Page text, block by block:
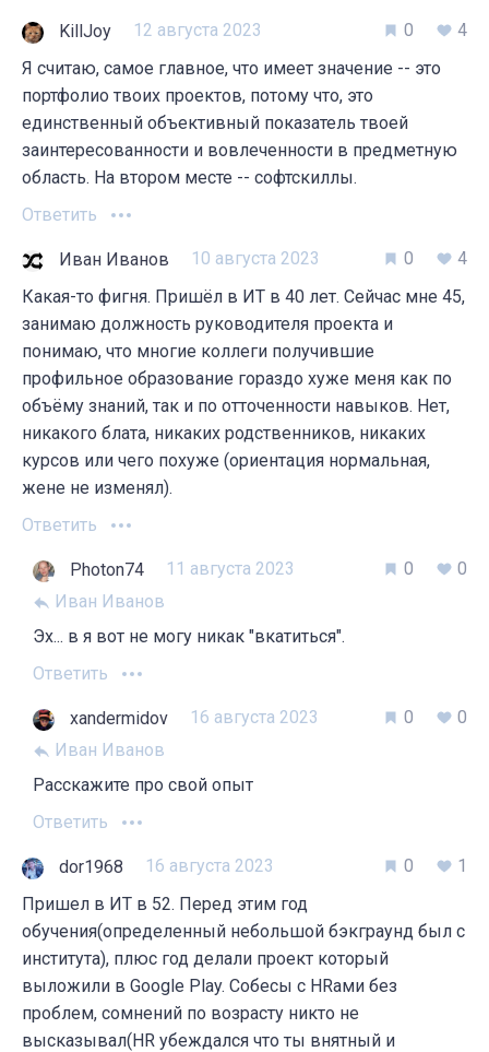
dor1968 16 августа 2023 0
1
Пришел в ИТ в 52. Перед этим год
обучения(определенный небольшой бэкграунд был с
института), плюс год делали проект который
выложили в Google Play. Собесы с HRами без
проблем, сомнений по возрасту никто не
высказывал(HR убеждался что ты внятный и
KillJoy 12 августа 2023 0
4
Я считаю, самое главное, что имеет значение -- это
портфолио твоих проектов, потому что, это
единственный объективный показатель твоей
заинтересованности и вовлеченности в предметную
область. На втором месте -- софтскиллы.
Ответить
Иван Иванов 10 августа 2023 0
4
Какая-то фигня. Пришёл в ИТ в 40 лет. Сейчас мне 45,
занимаю должность руководителя проекта и
понимаю, что многие коллеги получившие
профильное образование гораздо хуже меня как по
объёму знаний, так и по отточенности навыков. Нет,
никакого блата, никаких родственников, никаких
курсов или чего похуже (ориентация нормальная,
жене не изменял).
Ответить
Photon74
11 августа 2023
Иван Иванов
0 0
Эх... в я вот не могу никак "вкатиться".
Ответить
xandermidov
16 августа 2023
Иван Иванов
0 0
Расскажите про свой опыт
Ответить